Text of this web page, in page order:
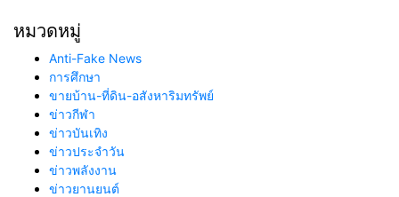
หมวดหมู่
Anti-Fake News
การศึกษา
ขายบ้าน-ที่ดิน-อสังหาริมทรัพย์
ข่าวกีฬา
ข่าวบันเทิง
ข่าวประจำวัน
ข่าวพลังงาน
ข่าวยานยนต์